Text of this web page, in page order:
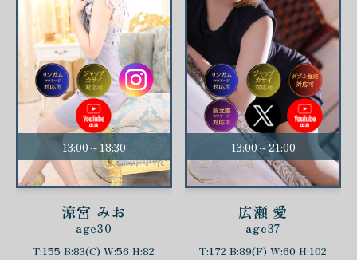
13:00～18:30
涼宮 みお
age30
T:155 B:83(C) W:56 H:82
13:00～21:00
広瀬 愛
age37
T:172 B:89(F) W:60 H:102